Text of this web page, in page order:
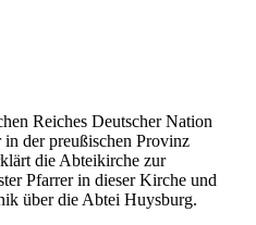
Reiches Deutscher Nation
der preußischen Provinz
die Abteikirche zur
Pfarrer in dieser Kirche und
über die Abtei Huysburg.